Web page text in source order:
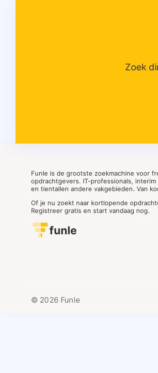
Zoek
Funle is de grootste zoekmachine voor
opdrachtgevers. IT-professionals,
en tientallen andere vakgebieden. Van
Of je nu zoekt naar kortlopende
Registreer gratis en start vandaag nog.
funle
© 2026 Funle